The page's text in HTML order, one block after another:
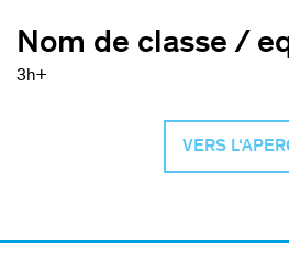
Nom de classe /
3h+
VERS